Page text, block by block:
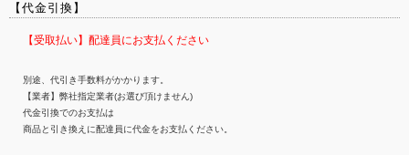
【代金引換】
【受取払い】配達員にお支払ください
別途、代引き手数料がかかります。
【業者】弊社指定業者(お選び頂けません)
代金引換でのお支払は
商品と引き換えに配達員に代金をお支払ください。